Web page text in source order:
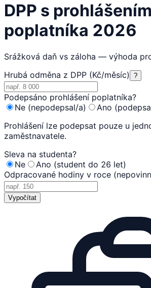
DPP s prohlášením
poplatníka 2026
Srážková daň vs záloha — výhoda
Hrubá odměna z DPP (Kč/měsíc)
?
Podepsáno prohlášení poplatníka?
Ne (nepodepsal/a)
Ano
Prohlášení lze podepsat pouze u
zaměstnavatele.
Sleva na studenta?
Ne
Ano (student do 26 let)
Odpracované hodiny v roce
Vypočítat